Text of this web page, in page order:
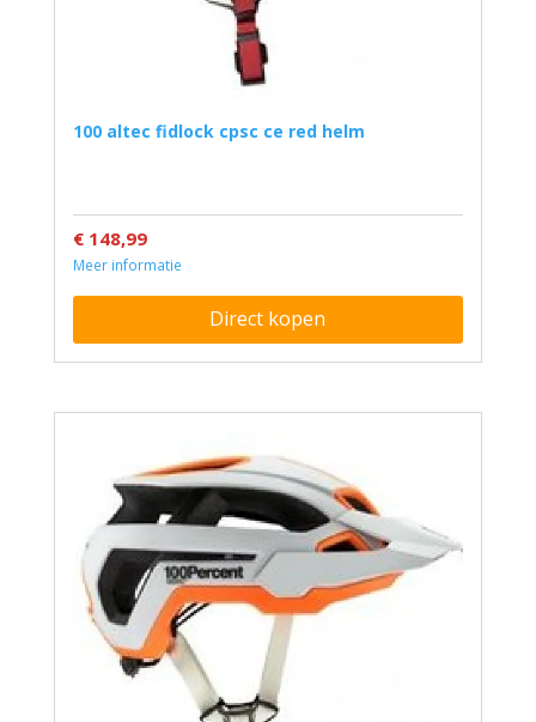
100 altec fidlock cpsc ce red helm
€ 148,99
Meer informatie
Direct kopen